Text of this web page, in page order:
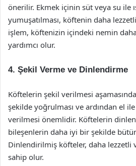
önerilir. Ekmek içinin süt veya su ile
yumuşatılması, köftenin daha
işlem, köftenizin içindeki nemin
yardımcı olur.
4. Şekil Verme ve Dinlendirme
Köftelerin şekil verilmesi
şekilde yoğrulması ve ardından el
verilmesi önemlidir. Köftelerin
bileşenlerin daha iyi bir şekilde
Dinlendirilmiş köfteler, daha lezzetli
sahip olur.